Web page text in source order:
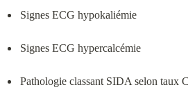
Signes ECG hypokaliémie
Signes ECG hypercalcémie
Pathologie classant SIDA selon taux